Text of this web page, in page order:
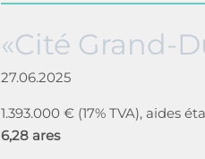
«Cité Grand-
27.06.2025
1.393.000 € (17% TVA), aides
6,28 ares